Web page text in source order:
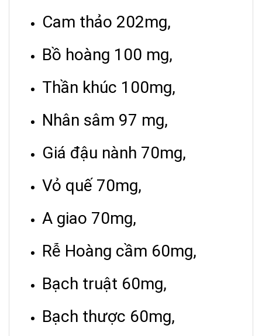
Cam thảo 202mg,
Bồ hoàng 100 mg,
Thần khúc 100mg,
Nhân sâm 97 mg,
Giá đậu nành 70mg,
Vỏ quế 70mg,
A giao 70mg,
Rễ Hoàng cầm 60mg,
Bạch truật 60mg,
Bạch thược 60mg,